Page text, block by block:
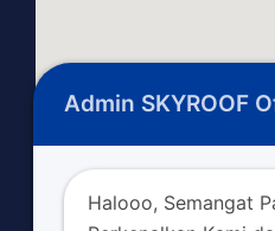
Admin SKYROOF
Halooo, Semangat